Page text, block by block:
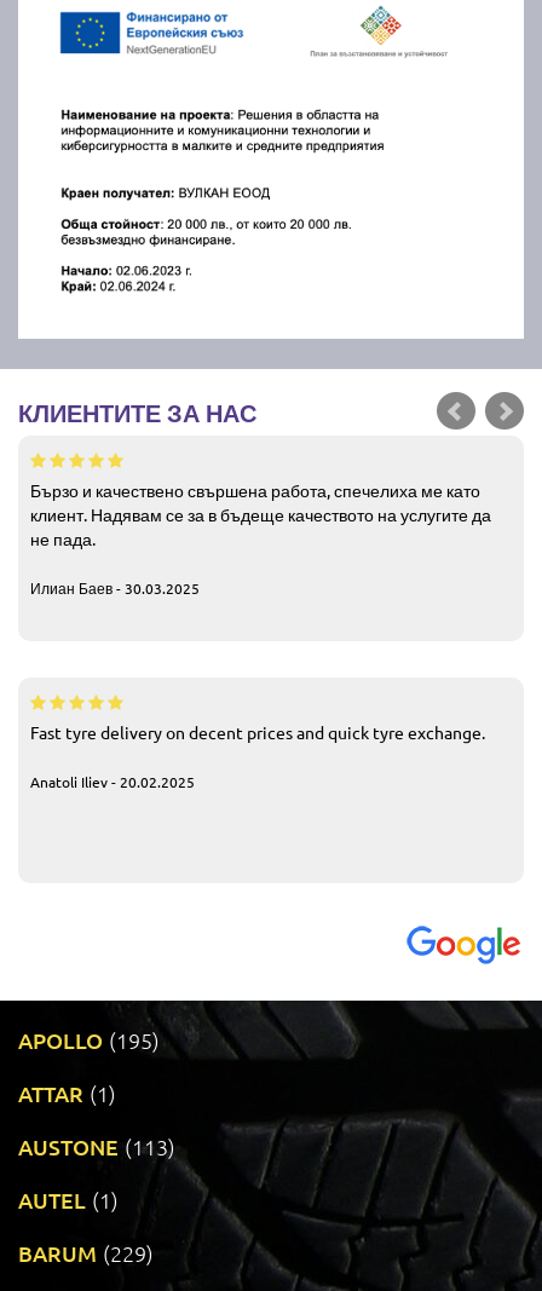
КЛИЕНТИТЕ ЗА НАС
Бързо и качествено свършена работа, спечелиха ме като
клиент. Надявам се за в бъдеще качеството на услугите да
не пада.
Илиан Баев - 30.03.2025
Fast tyre delivery on decent prices and quick tyre exchange.
Anatoli Iliev - 20.02.2025
APOLLO (195)
ATTAR (1)
AUSTONE (113)
AUTEL (1)
BARUM (229)